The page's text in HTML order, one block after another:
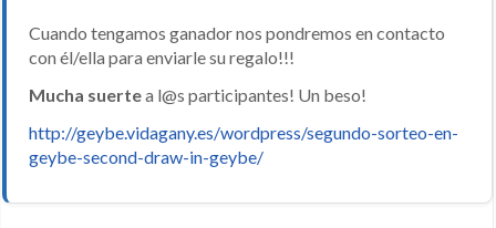
Cuando tengamos ganador nos pondremos en contacto
con él/ella para enviarle su regalo!!!
Mucha suertea l@s participantes! Un beso!
http://geybe.vidagany.es/wordpress/segundo-sorteo-en-
geybe-second-draw-in-geybe/